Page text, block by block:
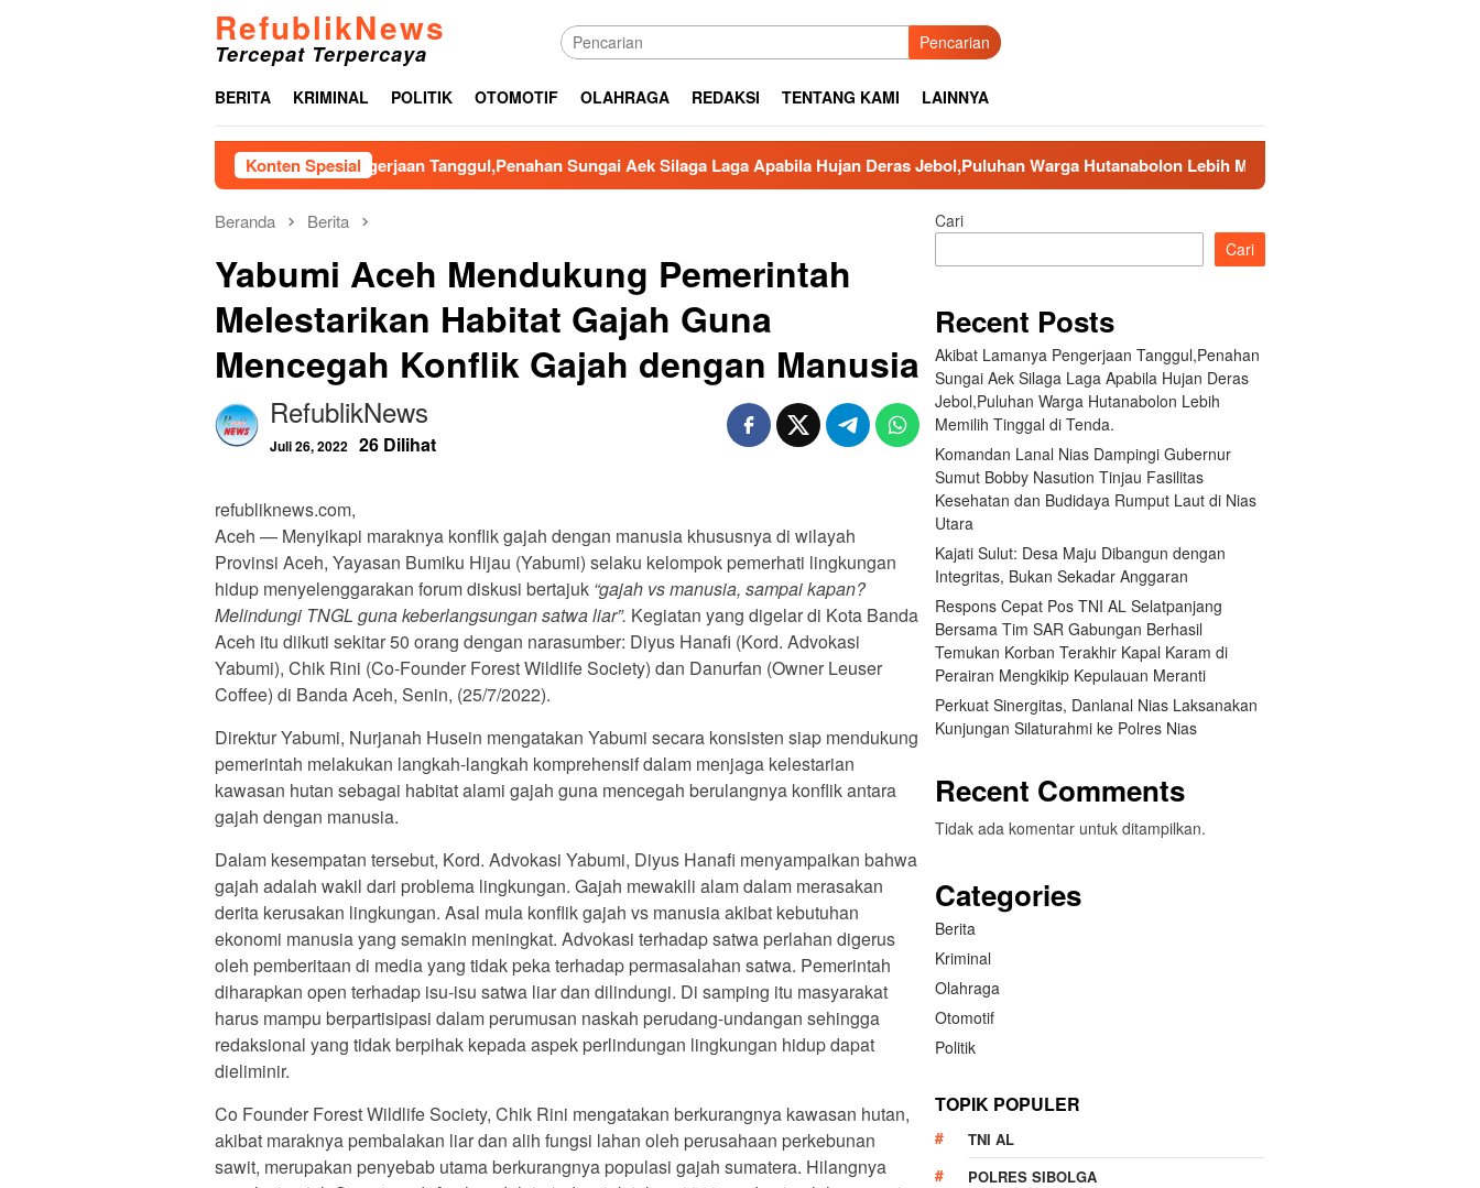
RefublikNews
Tercepat Terpercaya Pencarian
BERITA KRIMINAL POLITIK OTOMOTIF OLAHRAGA REDAKSI TENTANG KAMI LAINNYA
Konten Spesial
Akibat Lamanya Pengerjaan Tanggul,Penahan Sungai Aek Silaga Laga Apabila Hujan Deras Jebol,Puluhan Warga Hutanabolon Lebih Memilih Tinggal di Tenda.
Beranda Berita
Yabumi Aceh Mendukung Pemerintah
Melestarikan Habitat Gajah Guna
Mencegah Konflik Gajah dengan Manusia
RefublikNews
Juli 26, 2022 26 Dilihat
refubliknews.com,
Aceh — Menyikapi maraknya konflik gajah dengan manusia khususnya di wilayah
Provinsi Aceh, Yayasan Bumiku Hijau (Yabumi) selaku kelompok pemerhati lingkungan
hidup menyelenggarakan forum diskusi bertajuk “gajah vs manusia, sampai kapan?
Melindungi TNGL guna keberlangsungan satwa liar”. Kegiatan yang digelar di Kota Banda
Aceh itu diikuti sekitar 50 orang dengan narasumber: Diyus Hanafi (Kord. Advokasi
Yabumi), Chik Rini (Co-Founder Forest Wildlife Society) dan Danurfan (Owner Leuser
Coffee) di Banda Aceh, Senin, (25/7/2022).
Direktur Yabumi, Nurjanah Husein mengatakan Yabumi secara konsisten siap mendukung
pemerintah melakukan langkah-langkah komprehensif dalam menjaga kelestarian
kawasan hutan sebagai habitat alami gajah guna mencegah berulangnya konflik antara
gajah dengan manusia.
Dalam kesempatan tersebut, Kord. Advokasi Yabumi, Diyus Hanafi menyampaikan bahwa
gajah adalah wakil dari problema lingkungan. Gajah mewakili alam dalam merasakan
derita kerusakan lingkungan. Asal mula konflik gajah vs manusia akibat kebutuhan
ekonomi manusia yang semakin meningkat. Advokasi terhadap satwa perlahan digerus
oleh pemberitaan di media yang tidak peka terhadap permasalahan satwa. Pemerintah
diharapkan open terhadap isu-isu satwa liar dan dilindungi. Di samping itu masyarakat
harus mampu berpartisipasi dalam perumusan naskah perudang-undangan sehingga
redaksional yang tidak berpihak kepada aspek perlindungan lingkungan hidup dapat
dieliminir.
Co Founder Forest Wildlife Society, Chik Rini mengatakan berkurangnya kawasan hutan,
akibat maraknya pembalakan liar dan alih fungsi lahan oleh perusahaan perkebunan
sawit, merupakan penyebab utama berkurangnya populasi gajah sumatera. Hilangnya
Cari
Cari
Recent Posts
Akibat Lamanya Pengerjaan Tanggul,Penahan
Sungai Aek Silaga Laga Apabila Hujan Deras
Jebol,Puluhan Warga Hutanabolon Lebih
Memilih Tinggal di Tenda.
Komandan Lanal Nias Dampingi Gubernur
Sumut Bobby Nasution Tinjau Fasilitas
Kesehatan dan Budidaya Rumput Laut di Nias
Utara
Kajati Sulut: Desa Maju Dibangun dengan
Integritas, Bukan Sekadar Anggaran
Respons Cepat Pos TNI AL Selatpanjang
Bersama Tim SAR Gabungan Berhasil
Temukan Korban Terakhir Kapal Karam di
Perairan Mengkikip Kepulauan Meranti
Perkuat Sinergitas, Danlanal Nias Laksanakan
Kunjungan Silaturahmi ke Polres Nias
Recent Comments
Tidak ada komentar untuk ditampilkan.
Categories
Berita
Kriminal
Olahraga
Otomotif
Politik
TOPIK POPULER
TNI AL
POLRES SIBOLGA